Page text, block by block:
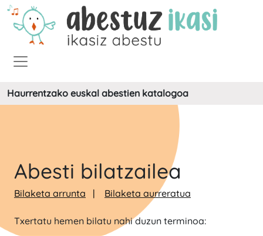
Haurrentzako euskal abestien katalogoa
Abesti bilatzailea
Bilaketa arrunta Bilaketa aurreratua
Txertatu hemen bilatu nahi duzun terminoa: